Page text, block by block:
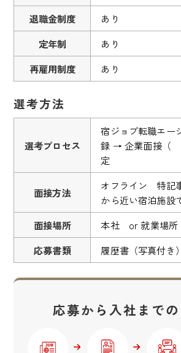
退職金制度
あり
定年制
あり
再雇用制度
あり
選考方法
選考プロセス
宿ジョブ転職エー
録 → 企業面接
定
面接方法
オフライン 特記
から近い宿泊施設
面接場所
本社 or 就業場所
応募書類
履歴書（写真付き
応募から入社まで